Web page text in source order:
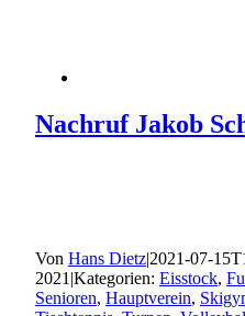
Nachruf Jakob
Von Hans Dietz|2021-07-
2021 |Kategorien: Eisstock,
Senioren, Hauptverein,